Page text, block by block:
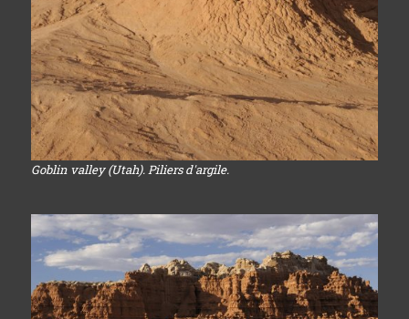
Goblin valley (Utah). Piliers d'argile.